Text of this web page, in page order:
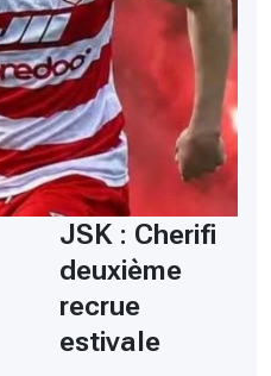
JSK : Cherifi
deuxième
recrue
estivale